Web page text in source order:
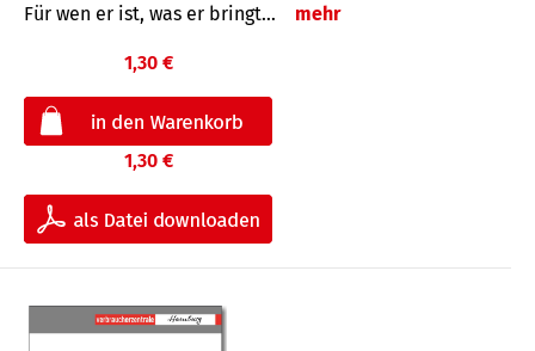
Für wen er ist, was er bringt… mehr
1,30 €
1,30 €